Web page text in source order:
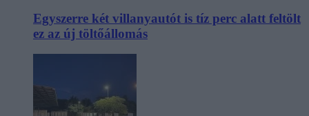
Egyszerre két villanyautót is tíz perc alatt feltölt
ez az új töltőállomás